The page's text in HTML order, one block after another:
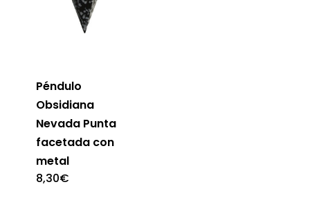
Péndulo
Obsidiana
Nevada Punta
facetada con
metal
8,30€